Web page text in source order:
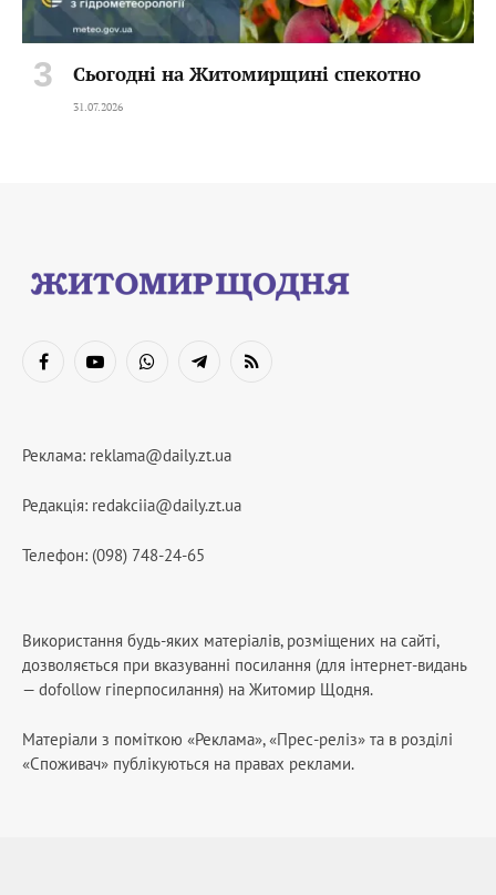
Сьогодні на Житомирщині спекотно
31.07.2026
FacebookYouTubeWhatsAppTelegramRSS
Реклама: reklama@daily.zt.ua
Редакція: redakciia@daily.zt.ua
Телефон: (098) 748-24-65
Використання будь-яких матеріалів, розміщених на сайті,
дозволяється при вказуванні посилання (для інтернет-видань
— dofollow гіперпосилання) на Житомир Щодня.
Матеріали з поміткою «Реклама», «Прес-реліз» та в розділі
«Споживач» публікуються на правах реклами.